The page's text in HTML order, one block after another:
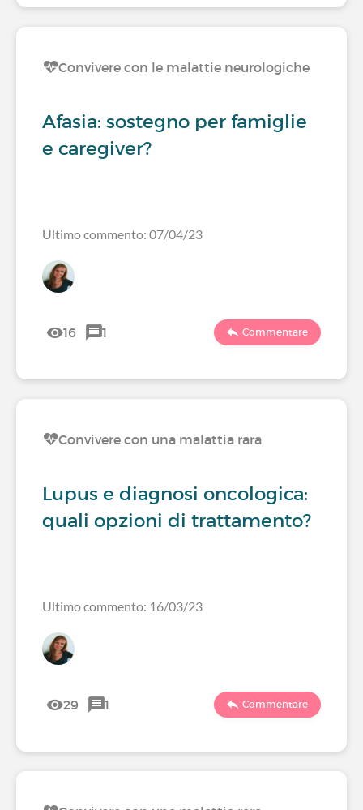
Convivere con le malattie neurologiche
Afasia: sostegno per famiglie
e caregiver?
Ultimo commento: 07/04/23
16 1 Commentare
Convivere con una malattia rara
Lupus e diagnosi oncologica:
quali opzioni di trattamento?
Ultimo commento: 16/03/23
29 1 Commentare